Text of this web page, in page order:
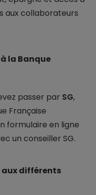
aux collaborateurs
la Banque
passer par SG,
Française
formulaire en ligne
un conseiller SG.
aux différents